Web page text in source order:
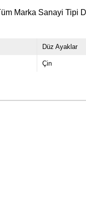
Marka Sanayi Tipi
Düz Ayaklar
Çin